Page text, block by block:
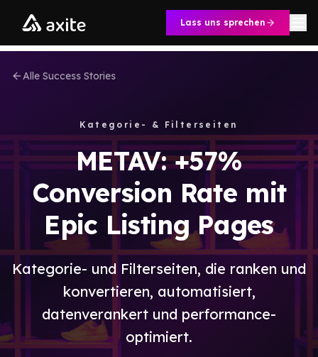
Lass uns sprechen
Alle Success Stories
Kategorie- & Filterseiten
METAV: +57%
Conversion Rate mit
Epic Listing Pages
Kategorie- und Filterseiten, die ranken und
konvertieren, automatisiert,
datenverankert und performance-
optimiert.